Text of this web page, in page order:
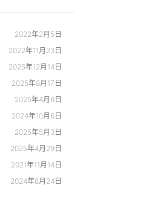
2022年2月5日
2022年11月23日
2025年12月14日
2025年8月17日
2025年4月6日
2024年10月6日
2025年5月3日
2025年4月29日
2021年11月14日
2024年8月24日